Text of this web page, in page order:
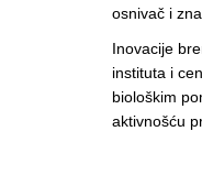
osnivač i
Inovacije
instituta i
biološkim
aktivnošću